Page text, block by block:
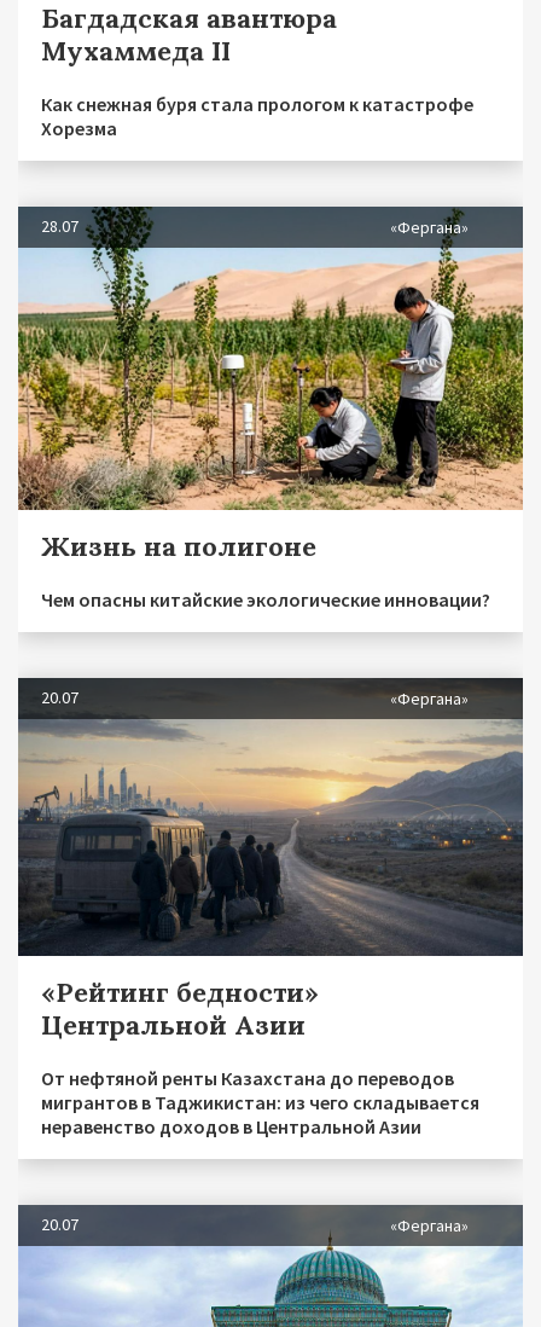
Багдадская авантюра
Мухаммеда II
Как снежная буря стала прологом к катастрофе
Хорезма
28.07 «Фергана»
Жизнь на полигоне
Чем опасны китайские экологические инновации?
20.07 «Фергана»
«Рейтинг бедности»
Центральной Азии
От нефтяной ренты Казахстана до переводов
мигрантов в Таджикистан: из чего складывается
неравенство доходов в Центральной Азии
20.07 «Фергана»